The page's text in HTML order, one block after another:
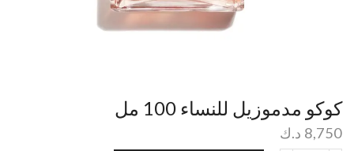
كوكو مدموزيل للنساء 100 مل
8,750 د.ك